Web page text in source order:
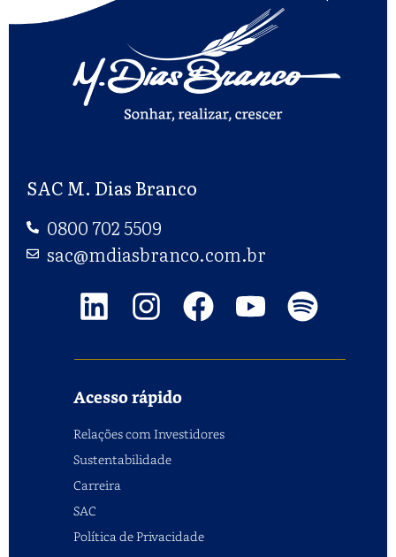
SAC M. Dias Branco
0800 702 5509
sac@mdiasbranco.com.br
Acesso rápido
Relações com Investidores
Sustentabilidade
Carreira
SAC
Política de Privacidade